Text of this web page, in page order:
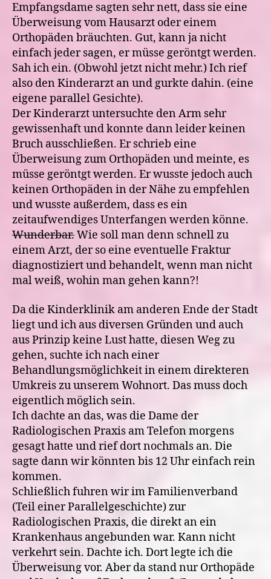
Empfangsdame sagten sehr nett, dass sie eine
Überweisung vom Hausarzt oder einem
Orthopäden bräuchten. Gut, kann ja nicht
einfach jeder sagen, er müsse geröntgt werden.
Sah ich ein. (Obwohl jetzt nicht mehr.) Ich rief
also den Kinderarzt an und gurkte dahin. (eine
eigene parallel Gesichte).
Der Kinderarzt untersuchte den Arm sehr
gewissenhaft und konnte dann leider keinen
Bruch ausschließen. Er schrieb eine
Überweisung zum Orthopäden und meinte, es
müsse geröntgt werden. Er wusste jedoch auch
keinen Orthopäden in der Nähe zu empfehlen
und wusste außerdem, dass es ein
zeitaufwendiges Unterfangen werden könne.
Wunderbar.Wie soll man denn schnell zu
einem Arzt, der so eine eventuelle Fraktur
diagnostiziert und behandelt, wenn man nicht
mal weiß, wohin man gehen kann?!
Da die Kinderklinik am anderen Ende der Stadt
liegt und ich aus diversen Gründen und auch
aus Prinzip keine Lust hatte, diesen Weg zu
gehen, suchte ich nach einer
Behandlungsmöglichkeit in einem direkteren
Umkreis zu unserem Wohnort. Das muss doch
eigentlich möglich sein.
Ich dachte an das, was die Dame der
Radiologischen Praxis am Telefon morgens
gesagt hatte und rief dort nochmals an. Die
sagte dann wir könnten bis 12 Uhr einfach rein
kommen.
Schließlich fuhren wir im Familienverband
(Teil einer Parallelgeschichte) zur
Radiologischen Praxis, die direkt an ein
Krankenhaus angebunden war. Kann nicht
verkehrt sein. Dachte ich. Dort legte ich die
Überweisung vor. Aber da stand nur Orthopäde